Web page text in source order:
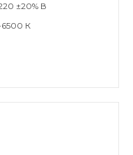
±20% В
К